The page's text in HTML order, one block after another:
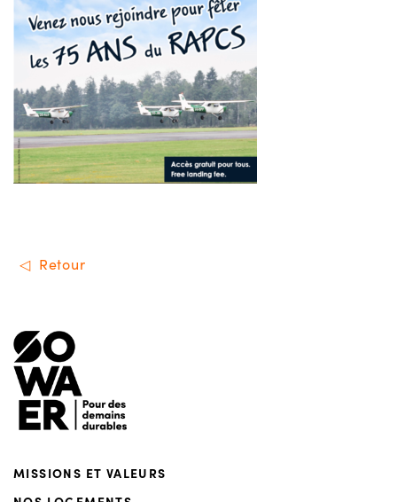
Retour
Menu de footer
MISSIONS ET VALEURS